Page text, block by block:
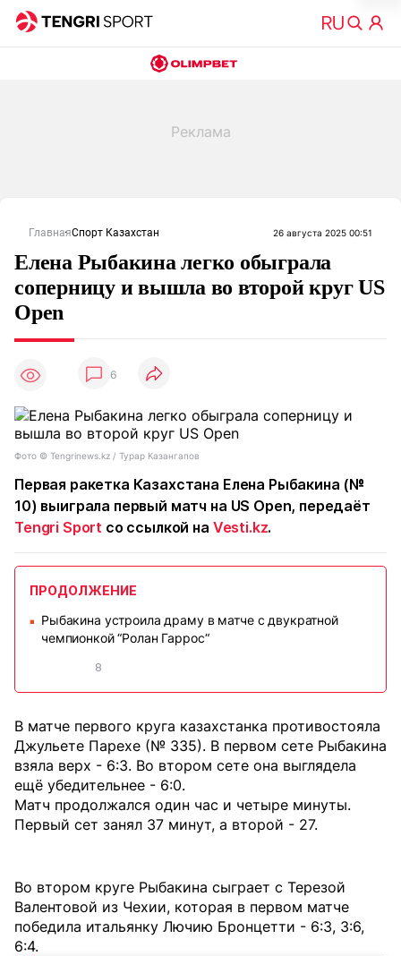
ГлавнаяСпорт Казахстан 26 августа 2025 00:51
Елена Рыбакина легко обыграла
соперницу и вышла во второй круг US
Open
6
Фото ©️ Tengrinews.kz / Турар Казангапов
Первая ракетка Казахстана Елена Рыбакина (№
10) выиграла первый матч на US Open, передаёт
Tengri Sport со ссылкой на Vesti.kz.
ПРОДОЛЖЕНИЕ
■
Рыбакина устроила драму в матче с двукратной
чемпионкой “Ролан Гаррос“
8
В матче первого круга казахстанка противостояла
Джульете Парехе (№ 335). В первом сете Рыбакина
взяла верх - 6:3. Во втором сете она выглядела
ещё убедительнее - 6:0.
Матч продолжался один час и четыре минуты.
Первый сет занял 37 минут, а второй - 27.
Во втором круге Рыбакина сыграет с Терезой
Валентовой из Чехии, которая в первом матче
победила итальянку Лючию Бронцетти - 6:3, 3:6,
6:4.